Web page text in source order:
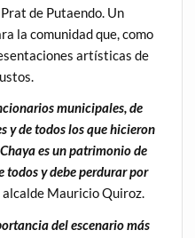
de Putaendo. Un
la comunidad que, como
artísticas de
municipales, de
y de todos los que hicieron
es un patrimonio de
todos y debe perdurar por
alcalde Mauricio Quiroz.
del escenario más